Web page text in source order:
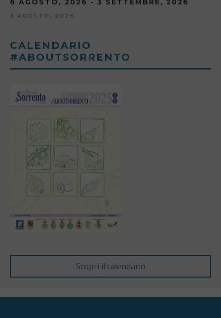
6 AGOSTO, 2026 - 3 SETTEMBRE, 2026
8 AGOSTO, 2026
CALENDARIO
#ABOUTSORRENTO